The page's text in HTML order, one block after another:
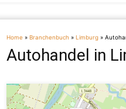
Home » Branchenbuch » Limburg »
Autohandel in